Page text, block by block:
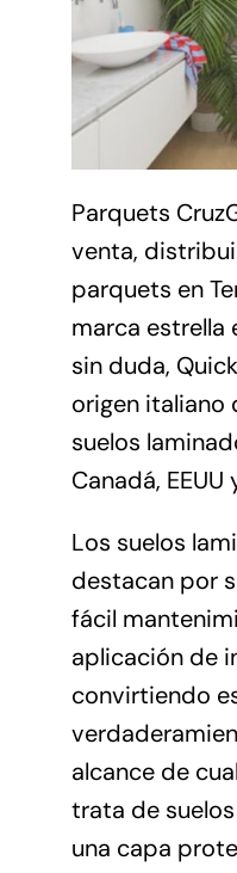
Parquets
venta,
parquets en
marca estrella
sin duda,
origen italiano
suelos
Canadá, EEUU
Los suelos
destacan por
fácil
aplicación de
convirtiendo
alcance de
trata de
una capa